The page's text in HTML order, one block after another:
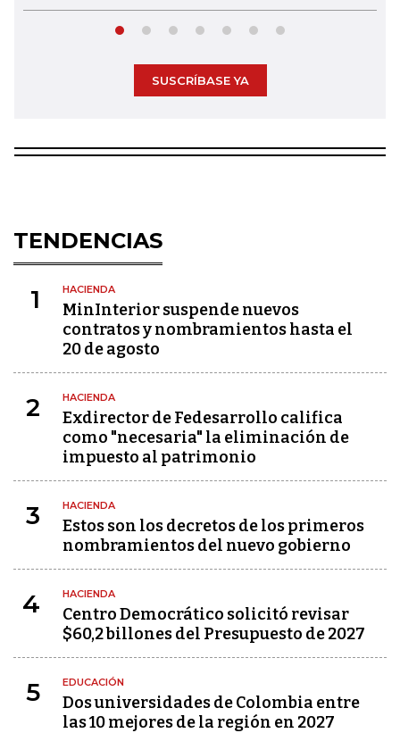
SUSCRÍBASE YA
TENDENCIAS
1 HACIENDA
MinInterior suspende nuevos
contratos y nombramientos hasta el
20 de agosto
2 HACIENDA
Exdirector de Fedesarrollo califica
como "necesaria" la eliminación de
impuesto al patrimonio
3 HACIENDA
Estos son los decretos de los primeros
nombramientos del nuevo gobierno
4 HACIENDA
Centro Democrático solicitó revisar
$60,2 billones del Presupuesto de 2027
5 EDUCACIÓN
Dos universidades de Colombia entre
las 10 mejores de la región en 2027